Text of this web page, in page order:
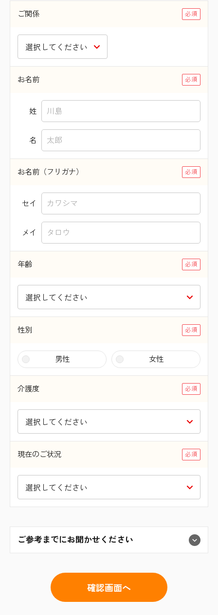
ご関係
お名前
姓
名
お名前（フリガナ）
セイ
メイ
年齢
性別
男性 女性
介護度
現在のご状況
ご参考までにお聞かせください